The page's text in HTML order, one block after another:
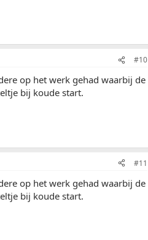
#10
op het werk gehad waarbij de
bij koude start.
#11
op het werk gehad waarbij de
bij koude start.